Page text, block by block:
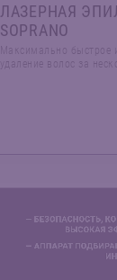
ЛАЗЕРНАЯ
SOPRANO
Максимально быстрое
удаление волос за